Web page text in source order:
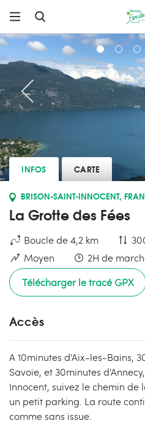
INFOS CARTE
BRISON-SAINT-INNOCENT,
La Grotte des Fées
Boucle de 4,2 km
Moyen
2H de
Télécharger le tracé GPX
Accès
A 10minutes d'Aix-les-Bains,
Savoie, et 30minutes
Innocent, suivez le chemin de
un petit parking. La route
comme sans issue.